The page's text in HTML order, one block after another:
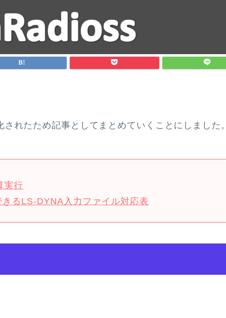
れたため記事としてまとめていくことにしました。
実行
るLS-DYNA入力ファイル対応表